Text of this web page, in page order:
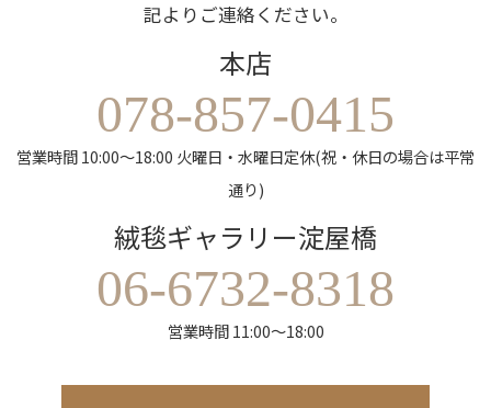
記よりご連絡ください。
本店
078-857-0415
営業時間 10:00～18:00 火曜日・水曜日定休(祝・休日の場合は平常
通り)
絨毯ギャラリー淀屋橋
06-6732-8318
営業時間 11:00～18:00